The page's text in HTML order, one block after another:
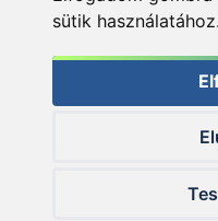
sütik használatához.